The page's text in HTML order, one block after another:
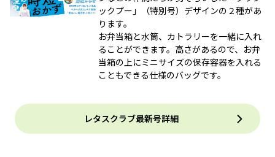
ックプー」（特別号）デザインの２種があ
ります。
お弁当箱と水筒、カトラリーを一緒に入れ
ることができます。高さがあるので、お弁
当箱の上にミニサイズの保存容器を入れる
こともできる仕様のバッグです。
レタスクラブ最新号詳細